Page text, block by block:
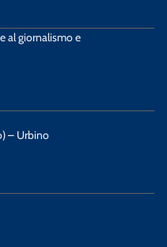
al giornalismo e
– Urbino